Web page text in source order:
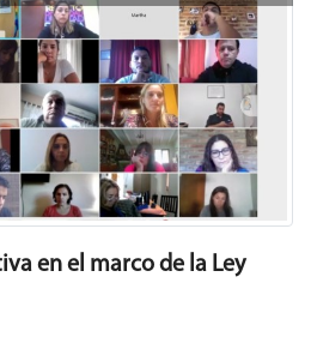
en el marco de la Ley